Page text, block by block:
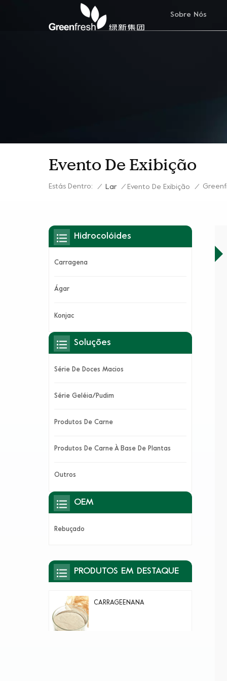
Sobre Nós
Evento De Exibição
Estás Dentro: / Lar / Evento De Exibição /
Hidrocolóides
Carragena
Ágar
Konjac
Soluções
Série De Doces Macios
Série Geléia/Pudim
Produtos De Carne
Produtos De Carne À Base De Plantas
Outros
OEM
Rebuçado
PRODUTOS EM DESTAQUE
CARRAGEENANA